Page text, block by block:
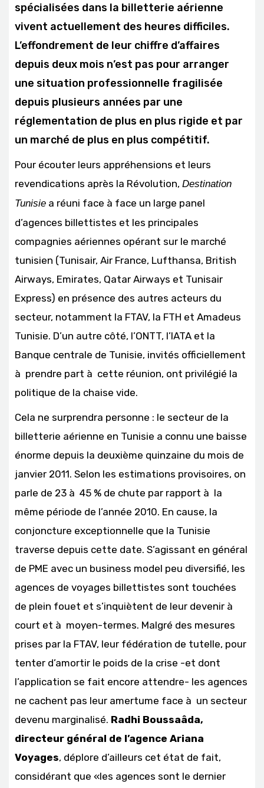
spécialisées dans la billetterie aérienne
vivent actuellement des heures difficiles.
L’effondrement de leur chiffre d’affaires
depuis deux mois n’est pas pour arranger
une situation professionnelle fragilisée
depuis plusieurs années par une
réglementation de plus en plus rigide et par
un marché de plus en plus compétitif.
Pour écouter leurs appréhensions et leurs
revendications après la Révolution, Destination
Tunisie a réuni face à face un large panel
d’agences billettistes et les principales
compagnies aériennes opérant sur le marché
tunisien (Tunisair, Air France, Lufthansa, British
Airways, Emirates, Qatar Airways et Tunisair
Express) en présence des autres acteurs du
secteur, notamment la FTAV, la FTH et Amadeus
Tunisie. D’un autre côté, l’ONTT, l’IATA et la
Banque centrale de Tunisie, invités officiellement
à prendre part à cette réunion, ont privilégié la
politique de la chaise vide.
Cela ne surprendra personne : le secteur de la
billetterie aérienne en Tunisie a connu une baisse
énorme depuis la deuxième quinzaine du mois de
janvier 2011. Selon les estimations provisoires, on
parle de 23 à 45 % de chute par rapport à la
même période de l’année 2010. En cause, la
conjoncture exceptionnelle que la Tunisie
traverse depuis cette date. S’agissant en général
de PME avec un business model peu diversifié, les
agences de voyages billettistes sont touchées
de plein fouet et s’inquiètent de leur devenir à
court et à moyen-termes. Malgré des mesures
prises par la FTAV, leur fédération de tutelle, pour
tenter d’amortir le poids de la crise -et dont
l’application se fait encore attendre- les agences
ne cachent pas leur amertume face à un secteur
devenu marginalisé. Radhi Boussaâda,
directeur général de l’agence Ariana
Voyages, déplore d’ailleurs cet état de fait,
considérant que «les agences sont le dernier